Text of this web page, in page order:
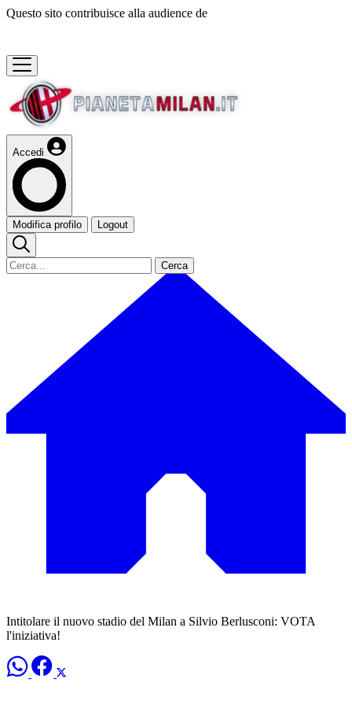
Questo sito contribuisce alla audience de
Accedi
Modifica profilo Logout
Cerca
Intitolare il nuovo stadio del Milan a Silvio Berlusconi: VOTA
l'iniziativa!